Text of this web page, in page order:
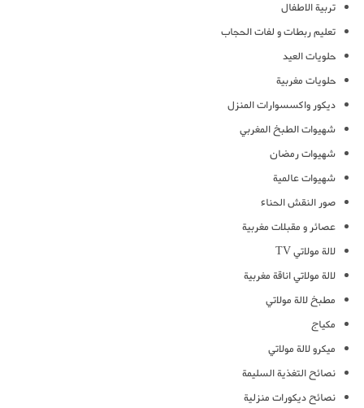
تربية الاطفال
تعليم ربطات و لفات الحجاب
حلويات العيد
حلويات مغربية
ديكور واكسسوارات المنزل
شهيوات الطبخ المغربي
شهيوات رمضان
شهيوات عالمية
صور النقش الحناء
عصائر و مقبلات مغربية
لالة مولاتي TV
لالة مولاتي اناقة مغربية
مطبخ لالة مولاتي
مكياج
ميكرو لالة مولاتي
نصائح التغذية السليمة
نصائح ديكورات منزلية